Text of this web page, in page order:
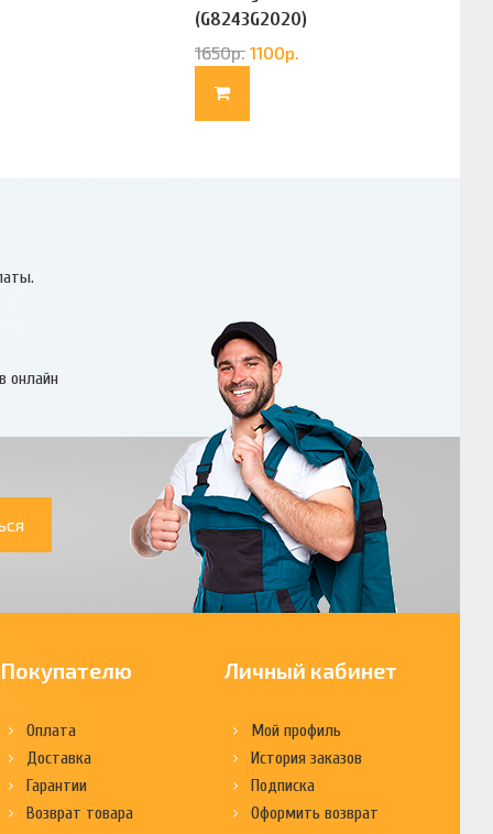
(G8243G2020)
1650р. 1100р.
онлайн
Покупателю
Оплата
Доставка
Гарантии
Возврат товара
Личный кабинет
Мой профиль
История заказов
Подписка
Оформить возврат